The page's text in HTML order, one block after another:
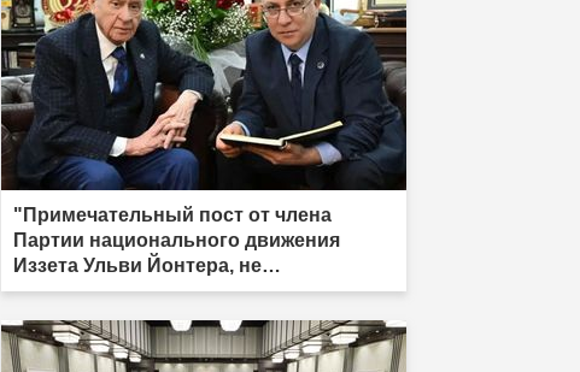
"Примечательный пост от члена
Партии национального движения
Иззета Ульви Йонтера, не
подписавшего «Рамочный закон»: «У
меня есть одна жизнь, и она тоже
должна быть принесена в жертву»"